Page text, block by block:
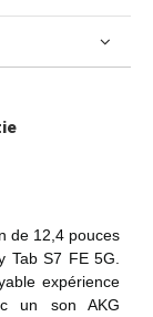
de 12,4 pouces
Tab S7 FE 5G.
expérience
un son AKG